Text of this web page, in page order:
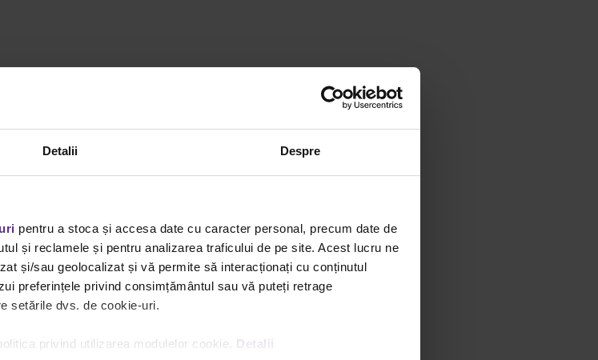
Detalii Despre
pentru a stoca și accesa date cu caracter personal, precum date de
și reclamele și pentru analizarea traficului de pe site. Acest lucru ne
și/sau geolocalizat și vă permite să interacționați cu conținutul
preferințele privind consimțământul sau vă puteți retrage
setările dvs. de cookie-uri.
privind utilizarea modulelor cookie. Detalii